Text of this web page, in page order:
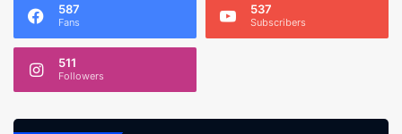
587
Fans
537
Subscribers
511
Followers